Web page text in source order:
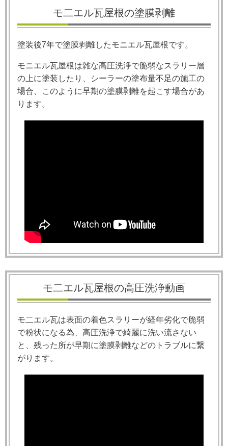
モ二エル瓦屋根の塗膜剥離
塗装後7年で塗膜剥離したモニエル瓦屋根です。
モニエル瓦屋根は雑な高圧洗浄で脆弱なスラリー層
の上に塗装したり、シーラーの塗布量不足の施工の
場合、このように早期の塗膜剥離を起こす場合があ
ります。
モ二エル瓦屋根の高圧洗浄動画
モ二エル瓦は表面の着色スラリーが経年劣化で脆弱
で粉状になる為、高圧洗浄で綺麗に洗い流さない
と、残った所が早期に塗膜剥離などのトラブルに繋
がります。